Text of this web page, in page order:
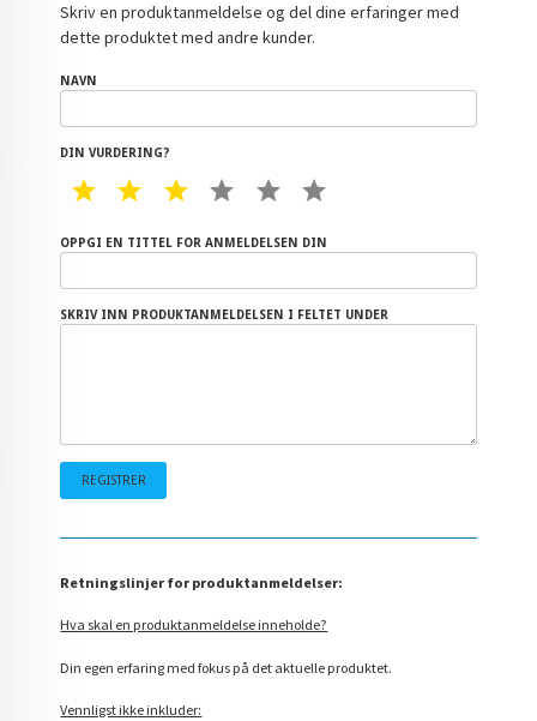
Skriv en produktanmeldelse og del dine erfaringer med
dette produktet med andre kunder.
NAVN
DIN VURDERING?
1 STAR2 STAR3 STAR4 STAR5 STAR
OPPGI EN TITTEL FOR ANMELDELSEN DIN
SKRIV INN PRODUKTANMELDELSEN I FELTET UNDER
Retningslinjer for produktanmeldelser:
Hva skal en produktanmeldelse inneholde?
Din egen erfaring med fokus på det aktuelle produktet.
Vennligst ikke inkluder: